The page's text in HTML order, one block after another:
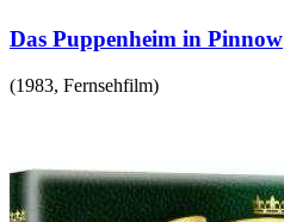
Das Puppenheim in Pinnow
(1983, Fernsehfilm)